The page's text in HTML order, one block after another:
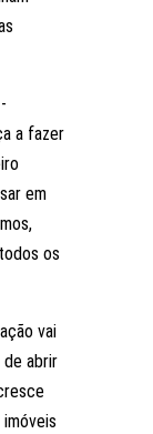
-
a fazer
em
os
vai
de abrir